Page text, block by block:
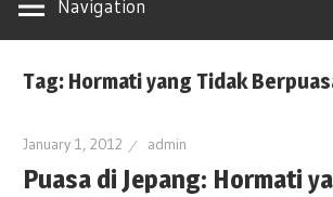
Navigation
Tag: Hormati yang Tidak
January 1, 2012 admin
Puasa di Jepang: Hormati